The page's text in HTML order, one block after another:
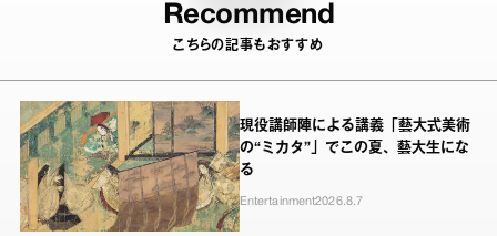
Recommend
こちらの記事もおすすめ
現役講師陣による講義「藝大式美術
の“ミカタ”」でこの夏、藝大生にな
る
Entertainment2026.8.7